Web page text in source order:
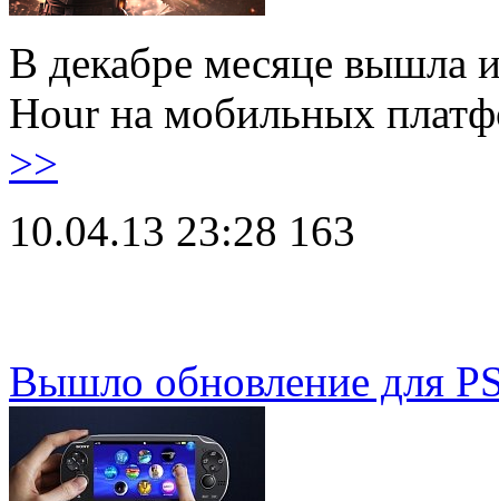
В декабре месяце вышла
Hour на мобильных
>>
10.04.13 23:28 163
Вышло обновление для